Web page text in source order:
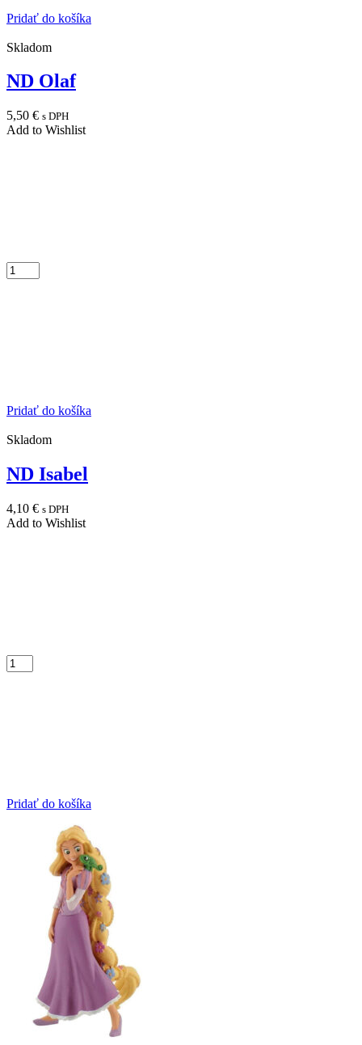
Pridať do košíka
Skladom
ND Olaf
5,50 € s DPH
Add to Wishlist
Pridať do košíka
Skladom
ND Isabel
4,10 € s DPH
Add to Wishlist
Pridať do košíka